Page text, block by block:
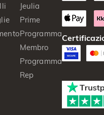
Jeulia
Prime
Programma
Membro
Programma
Rep